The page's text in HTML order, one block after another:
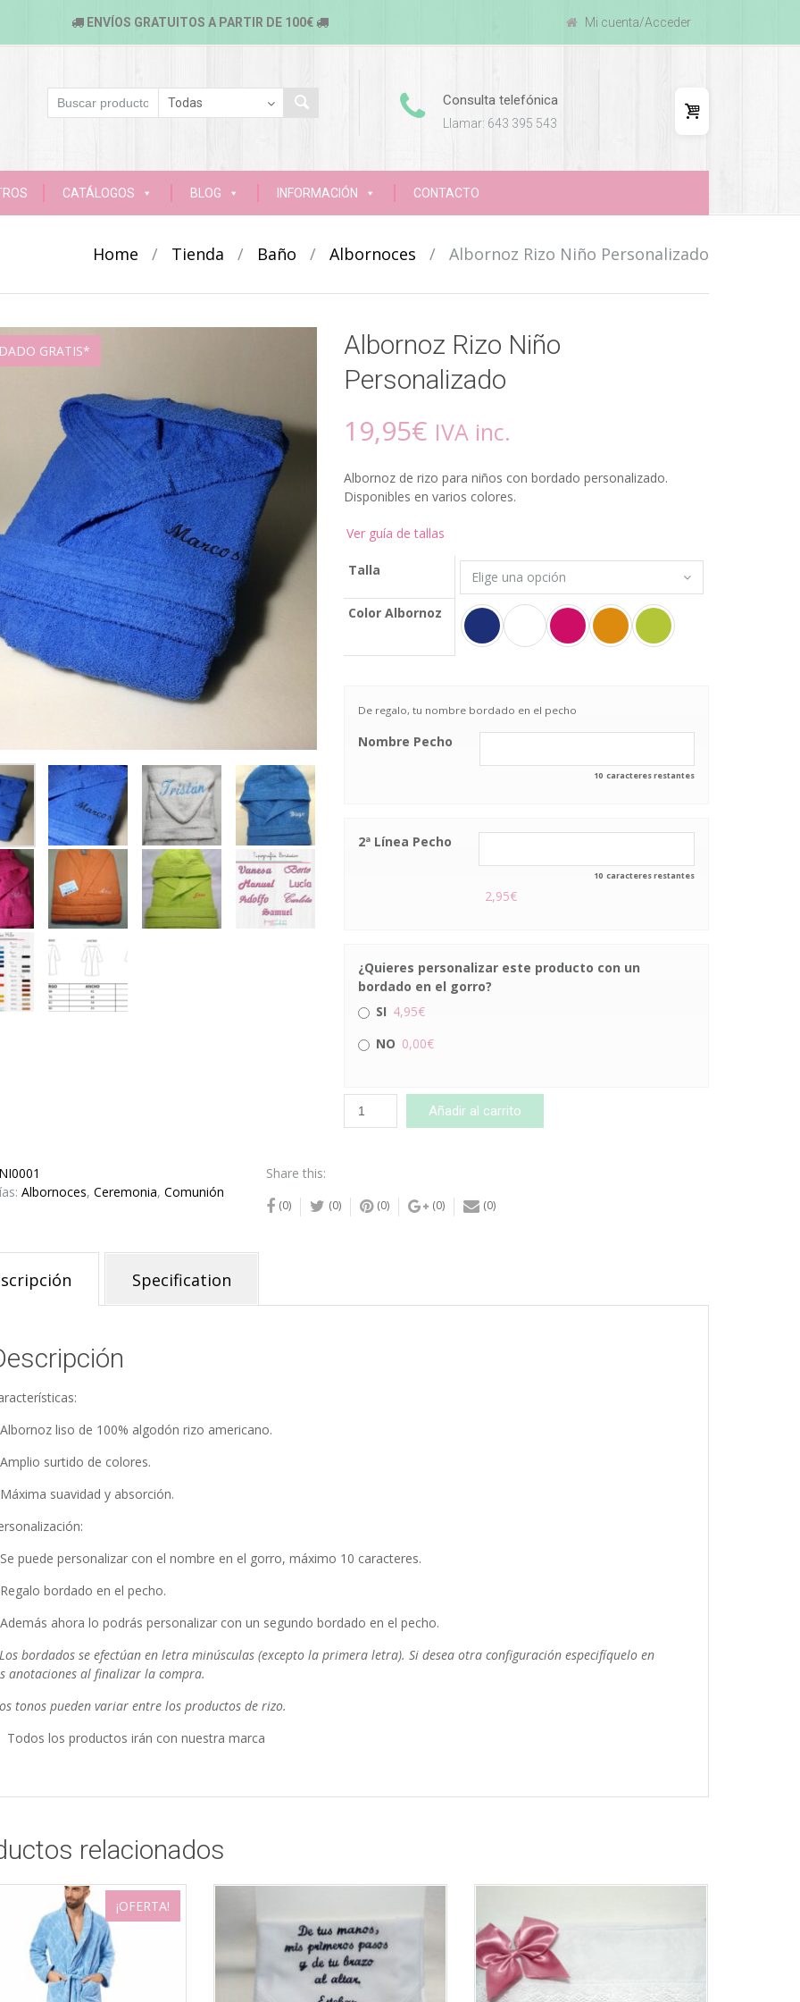
ENVÍOS GRATUITOS A PARTIR DE 100€ Mi cuenta/Acceder
Consulta telefónica
Llamar: 643 395 543
CATÁLOGOS BLOG INFORMACIÓN CONTACTO
Home / Tienda / Baño / Albornoces / Albornoz Rizo Niño Personalizado
GRATIS*
Albornoz Rizo Niño
Personalizado
19,95€ IVA inc.
Albornoz de rizo para niños con bordado personalizado.
Disponibles en varios colores.
Ver guía de tallas
Talla
Color Albornoz
De regalo, tu nombre bordado en el pecho
Nombre Pecho
10 caracteres restantes
2ª Línea Pecho
10 caracteres restantes
2,95€
¿Quieres personalizar este producto con un
bordado en el gorro?
SI 4,95€
NO 0,00€
Albornoz
Rizo
Añadir al carrito
Albornoces, Ceremonia, Comunión
Share this:
(0) (0) (0) (0) (0)
Specification
liso de 100% algodón rizo americano.
surtido de colores.
suavidad y absorción.
puede personalizar con el nombre en el gorro, máximo 10 caracteres.
bordado en el pecho.
ahora lo podrás personalizar con un segundo bordado en el pecho.
bordados se efectúan en letra minúsculas (excepto la primera letra). Si desea otra configuración especifíquelo en
anotaciones al finalizar la compra.
tonos pueden variar entre los productos de rizo.
Todos los productos irán con nuestra marca
relacionados
¡OFERTA!